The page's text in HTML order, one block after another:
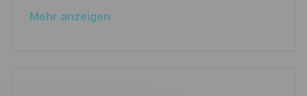
i
V
i
Mehr anzeigen